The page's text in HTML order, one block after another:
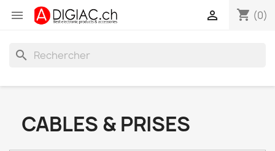
 shopping_cart (0)

search
CABLES & PRISES